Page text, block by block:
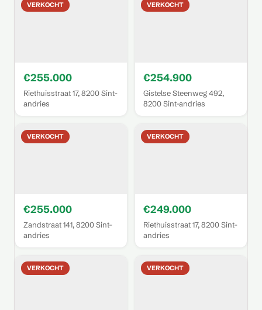
VERKOCHT
€255.000
Riethuisstraat 17, 8200 Sint-
andries
VERKOCHT
€254.900
Gistelse Steenweg 492,
8200 Sint-andries
VERKOCHT
€255.000
Zandstraat 141, 8200 Sint-
andries
VERKOCHT
€249.000
Riethuisstraat 17, 8200 Sint-
andries
VERKOCHT VERKOCHT